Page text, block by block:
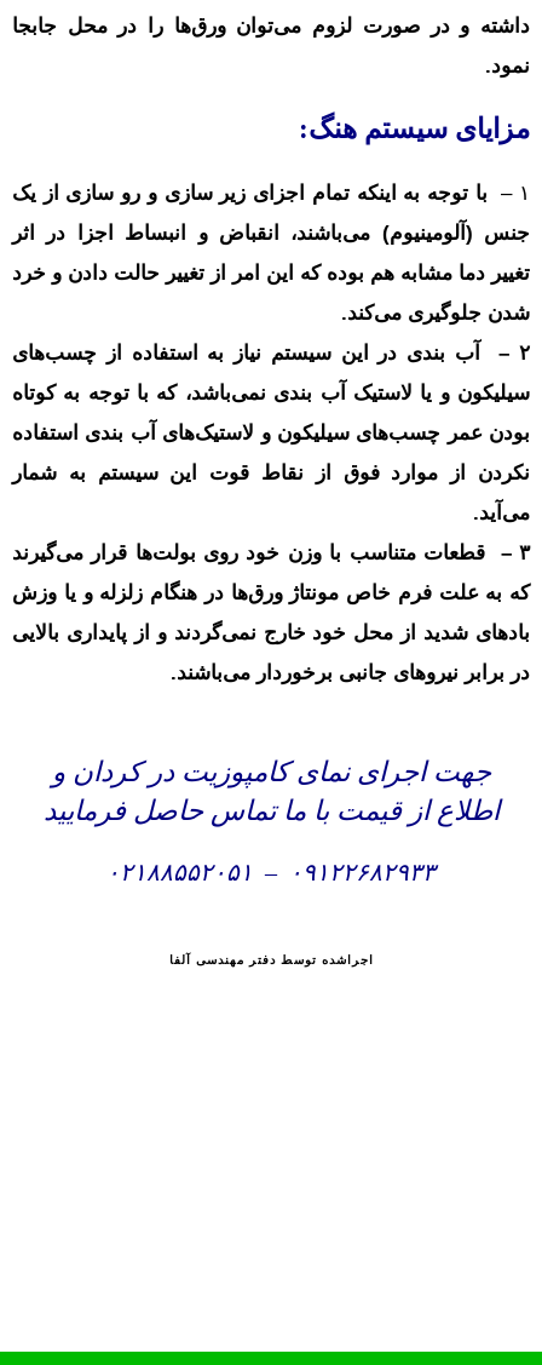
داشته و در صورت لزوم می‌توان ورق‌ها را در محل جابجا
نمود.
مزایای سیستم هنگ:
۱ –
با توجه به اینکه تمام اجزای زیر سازی و رو سازی از یک
جنس (آلومینیوم) می‌باشند، انقباض و انبساط اجزا در اثر
تغییر دما مشابه هم بوده که این امر از تغییر حالت دادن و خرد
شدن جلوگیری می‌کند.
۲ – آب بندی در این سیستم نیاز به استفاده از چسب‌های
سیلیکون و یا لاستیک آب بندی نمی‌باشد، که با توجه به کوتاه
بودن عمر چسب‌های سیلیکون و لاستیک‌های آب بندی استفاده
نکردن از موارد فوق از نقاط قوت این سیستم به شمار
می‌آید.
۳ – قطعات متناسب با وزن خود روی بولت‌ها قرار می‌گیرند
که به علت فرم خاص مونتاژ ورق‌ها در هنگام زلزله و یا وزش
باد‌های شدید از محل خود خارج نمی‌گردند و از پایداری بالایی
در برابر نیروهای جانبی برخوردار می‌باشند.
جهت اجرای نمای کامپوزیت در کردان و
اطلاع از قیمت با ما تماس حاصل فرمایید
۰۹۱۲۲۶۸۲۹۳۳ – ۰۲۱۸۸۵۵۲۰۵۱
اجراشده توسط دفتر مهندسی آلفا